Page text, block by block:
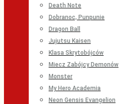
Death Note
Dobranoc, Punpunie
Dragon Ball
Jujutsu Kaisen
Klasa Skrytobójców
Miecz Zabójcy Demonów
Monster
My Hero Academia
Neon Gensis Evangelion